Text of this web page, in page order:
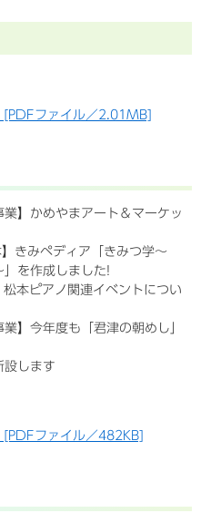
[PDFファイル／2.01MB]
業】かめやまアート＆マーケッ
きみペディア「きみつ学〜
を作成しました!
本ピアノ関連イベントについ
】今年度も「君津の朝めし」
設します
ファイル／482KB]